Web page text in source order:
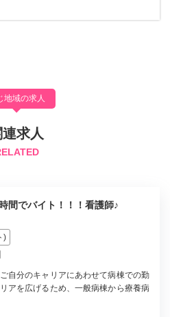
地域の求人
連求人
間でバイト！！！看護師♪
)
自分のキャリアにあわせて病棟での勤
アを広げるため、一般病棟から療養病